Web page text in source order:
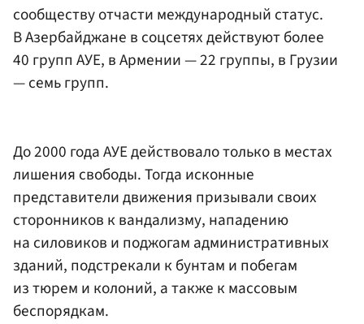
сообществу отчасти международный статус.
В Азербайджане в соцсетях действуют более
40 групп АУЕ, в Армении — 22 группы, в Грузии
— семь групп.
До 2000 года АУЕ действовало только в местах
лишения свободы. Тогда исконные
представители движения призывали своих
сторонников к вандализму, нападению
на силовиков и поджогам административных
зданий, подстрекали к бунтам и побегам
из тюрем и колоний, а также к массовым
беспорядкам.